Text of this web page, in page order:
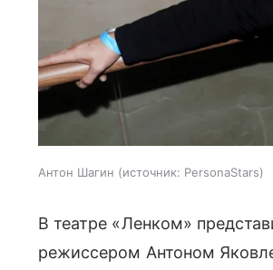
Антон Шагин источник: PersonaStars
В театре «Ленком»
режиссером Антоном